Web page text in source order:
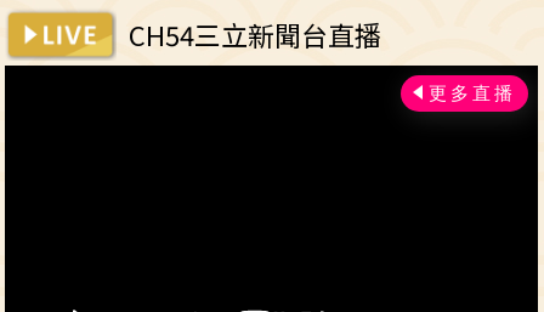
CH54三立新聞台直播